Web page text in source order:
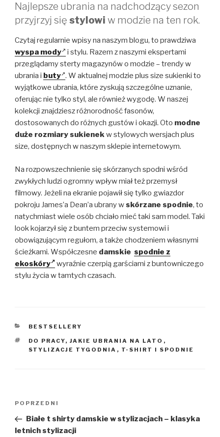
Najlepsze ubrania na nadchodzący sezon
przyjrzyj się stylowi w modzie na ten rok.
Czytaj regularnie wpisy na naszym blogu, to prawdziwa
wyspa mody
i stylu. Razem z naszymi ekspertami
przeglądamy sterty magazynów o modzie – trendy w
ubrania i buty . W aktualnej modzie plus size sukienki to
wyjątkowe ubrania, które zyskują szczególne uznanie,
oferując nie tylko styl, ale również wygodę. W naszej
kolekcji znajdziesz różnorodność fasonów,
dostosowanych do różnych gustów i okazji. Oto modne
duże rozmiary sukienekw stylowych wersjach plus
size, dostępnych w naszym sklepie internetowym.
Na rozpowszechnienie się skórzanych spodni wśród
zwykłych ludzi ogromny wpływ miał też przemysł
filmowy. Jeżeli na ekranie pojawił się tylko gwiazdor
pokroju James’a Dean’a ubrany wskórzane spodnie, to
natychmiast wiele osób chciało mieć taki sam model. Taki
look kojarzył się z buntem przeciw systemowi i
obowiązującym regułom, a także chodzeniem własnymi
ścieżkami. Współczesne damskie spodnie z
ekoskóry
wyraźnie czerpią garściami z buntowniczego
stylu życia w tamtych czasach.
KATEGORIE
BESTSELLERY
TAGI
DO PRACY, JAKIE UBRANIA NA LATO ,
STYLIZACJE TYGODNIA , T-SHIRT I SPODNIE
Poprzedni
wpis
POPRZEDNI
Białe t shirty damskie w stylizacjach – klasyka
letnich stylizacji